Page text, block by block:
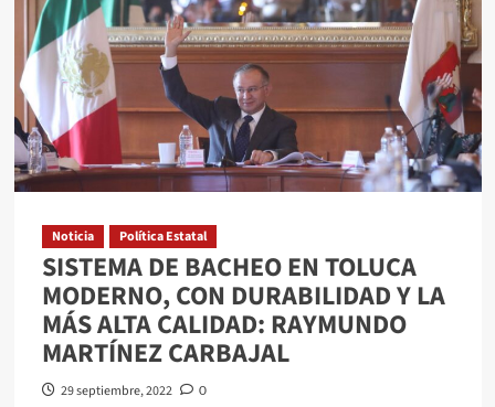
COAHUILA
COLABORAN
PARA
OFRECER
VIVIENDA
SOCIAL
ECONÓMICA
Noticia Política Estatal
SISTEMA DE BACHEO EN TOLUCA
MODERNO, CON DURABILIDAD Y LA
MÁS ALTA CALIDAD: RAYMUNDO
MARTÍNEZ CARBAJAL
29 septiembre, 2022 0